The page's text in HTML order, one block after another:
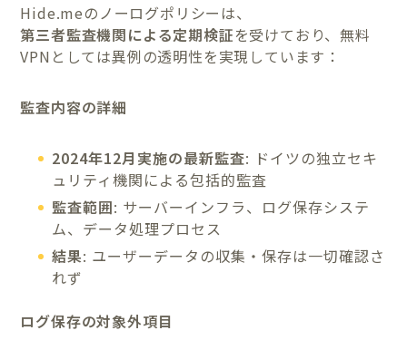
Hide.meのノーログポリシーは、
第三者監査機関による定期検証を受けており、無料
VPNとしては異例の透明性を実現しています：
監査内容の詳細
2024年12月実施の最新監査: ドイツの独立セキ
ュリティ機関による包括的監査
監査範囲: サーバーインフラ、ログ保存システ
ム、データ処理プロセス
結果: ユーザーデータの収集・保存は一切確認さ
れず
ログ保存の対象外項目